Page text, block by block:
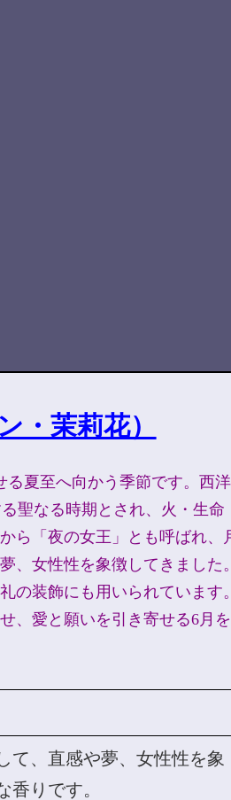
・茉莉花）
夏至へ向かう季節です。西洋
聖なる時期とされ、火・生命
ら「夜の女王」とも呼ばれ、
、女性性を象徴してきました。
の装飾にも用いられています。
、愛と願いを引き寄せる6月を
て、直感や夢、女性性を象
香りです。